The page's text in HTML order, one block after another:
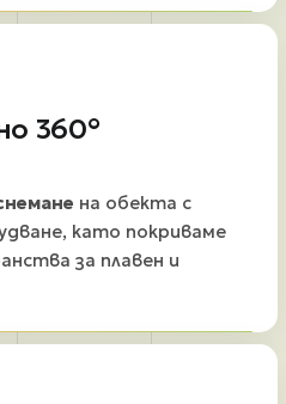
360°
на обекта с
като покриваме
за плавен и